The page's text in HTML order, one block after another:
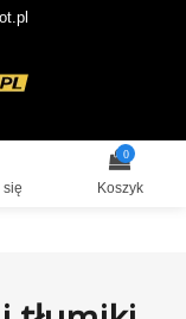
się
0
Koszyk